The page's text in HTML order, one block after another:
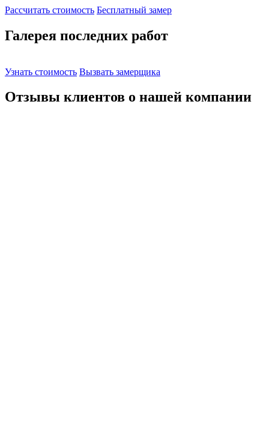
Рассчитать стоимость Бесплатный замер
Галерея последних работ
Узнать стоимость Вызвать замерщика
Отзывы клиентов о нашей компании